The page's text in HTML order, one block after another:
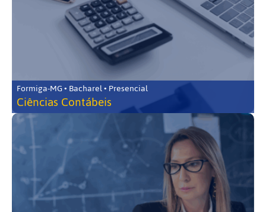
Formiga-MG • Bacharel • Presencial
Ciências Contábeis